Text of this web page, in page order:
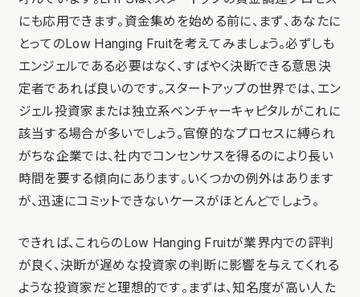
にも応用できます。資金集めを始める前に、まず、あなたに
とってのLow Hanging Fruitを考えてみましょう。必ずしも
エンジェルである必要はなく、すばやく決断できる意思決
定者であれば良いのです。スタートアップの世界では、エン
ジェル投資家または独立系ベンチャーキャピタルがこれに
該当する場合が多いでしょう。官僚的なプロセスに縛られ
がちな企業では、社内でコンセンサスを得るのにより長い
時間を要する傾向にあります。いくつかの例外はあります
が、迅速にコミットできないケースがほとんどでしょう。
できれば、これらのLow Hanging Fruitが業界内での評判
が良く、決断が遅めな投資家の判断に影響を与えてくれる
ような投資家だと理想的です。まずは、知名度が高い人た